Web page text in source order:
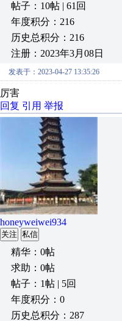
帖子：10帖 | 61回
年度积分：216
历史总积分：216
注册：2023年3月08日
发表于：2023-04-27 13:35:26
厉害
回复 引用 举报
honeyweiwei934
关注 私信
精华：0帖
求助：0帖
帖子：1帖 | 5回
年度积分：0
历史总积分：287